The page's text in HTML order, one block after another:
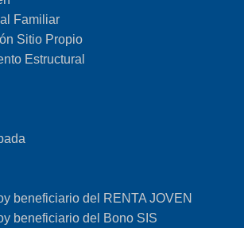
Familiar
Sitio Propio
Estructural
beneficiario del RENTA JOVEN
beneficiario del Bono SIS